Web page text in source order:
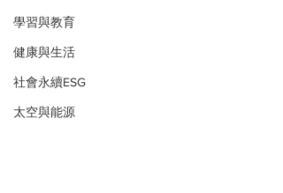
學習與教育
健康與生活
社會永續ESG
太空與能源